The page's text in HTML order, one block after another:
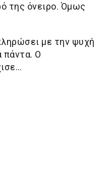
της όνειρο. Όμως
με την ψυχή
πάντα. Ο